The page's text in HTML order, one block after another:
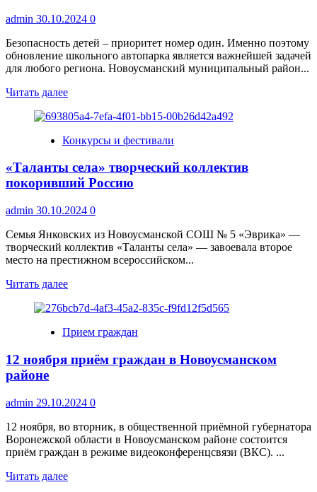
admin 30.10.2024 0
Безопасность детей – приоритет номер один. Именно поэтому
обновление школьного автопарка является важнейшей задачей
для любого региона. Новоусманский муниципальный район...
Читать далееПрочитать
о
район
еще
семь
автобусов
ПАЗ
Конкурсы и фестивали
«Таланты села» творческий коллектив
покоривший Россию
admin 30.10.2024 0
Семья Янковских из Новоусманской СОШ № 5 «Эврика» —
творческий коллектив «Таланты села» — завоевала второе
место на престижном всероссийском...
Читать далееПрочитать
о
села»
коллектив
Прием граждан
12 ноября приём граждан в Новоусманском
районе
admin 29.10.2024 0
12 ноября, во вторник, в общественной приёмной губернатора
Воронежской области в Новоусманском районе состоится
приём граждан в режиме видеоконференцсвязи (ВКС). ...
Читать далееПрочитать